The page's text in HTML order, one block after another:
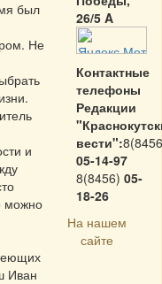
был
Не
и
можно
Иван
26/5 A
Контактные
телефоны
Редакции
вести":
05-14-97
8(8456) 05-
18-26
На нашем
сайте